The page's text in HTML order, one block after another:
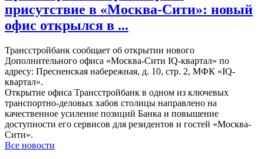
присутствие в «Москва-Сити»: новый
офис открылся в ...
Трансстройбанк сообщает об открытии нового
Дополнительного офиса «Москва-Сити IQ-квартал» по
адресу: Пресненская набережная, д. 10, стр. 2, МФК «IQ-
квартал».
Открытие офиса Трансстройбанк в одном из ключевых
транспортно-деловых хабов столицы направлено на
качественное усиление позиций Банка и повышение
доступности его сервисов для резидентов и гостей «Москва-
Сити».
Все новости